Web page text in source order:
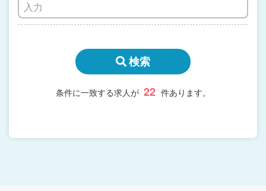
検索
条件に一致する求人が 22 件あります。